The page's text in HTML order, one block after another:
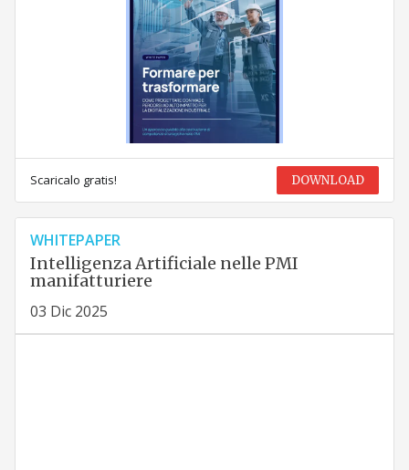
Scaricalo gratis! DOWNLOAD
WHITEPAPER
Intelligenza Artificiale nelle PMI
manifatturiere
03 Dic 2025